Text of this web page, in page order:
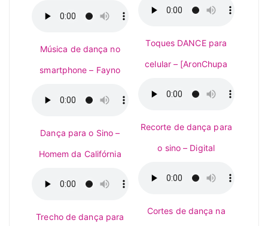
Música de dança no
smartphone – Fayno
Dança para o Sino –
Homem da Califórnia
Trecho de dança para
Toques DANCE para
celular – [AronChupa
Recorte de dança para
o sino – Digital
Cortes de dança na